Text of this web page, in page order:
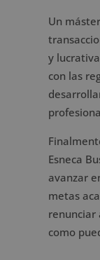
Un
y
con las
Esneca
avanzar
metas
renunciar
como